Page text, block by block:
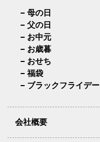
母の日
父の日
お中元
お歳暮
おせち
福袋
ブラックフライデー
会社概要